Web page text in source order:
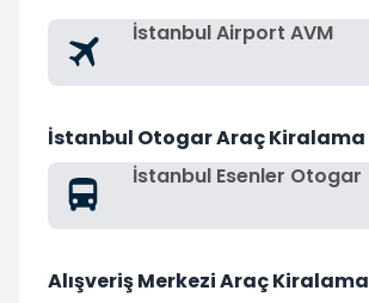
İstanbul Airport AVM
İstanbul Otogar Araç Kiralama
İstanbul Esenler Otogar
Alışveriş Merkezi Araç Kiralama